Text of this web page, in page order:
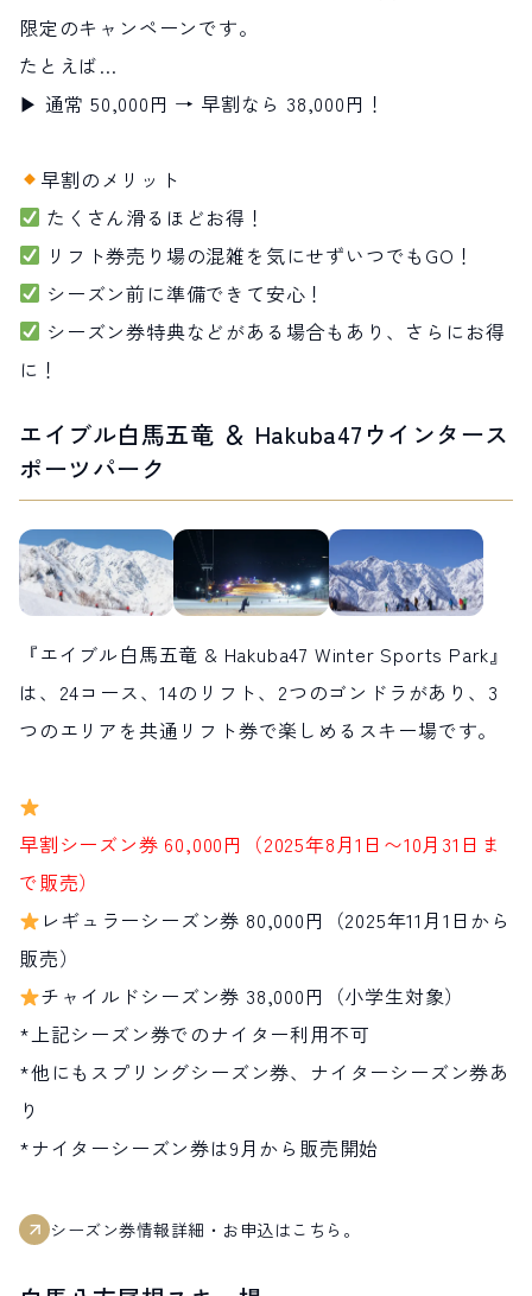
限定のキャンペーンです。
たとえば…
▶ 通常 50,000円 → 早割なら 38,000円！
早割のメリット
たくさん滑るほどお得！
リフト券売り場の混雑を気にせずいつでもGO！
シーズン前に準備できて安心！
シーズン券特典などがある場合もあり、さらにお得
に！
エイブル白馬五竜 ＆ Hakuba47ウインタース
ポーツパーク
『エイブル白馬五竜 & Hakuba47 Winter Sports Park』
は、24コース、14のリフト、2つのゴンドラがあり、3
つのエリアを共通リフト券で楽しめるスキー場です。
早割シーズン券 60,000円（2025年8月1日〜10月31日ま
で販売）
レギュラーシーズン券 80,000円（2025年11月1日から
販売）
チャイルドシーズン券 38,000円（小学生対象）
*上記シーズン券でのナイター利用不可
*他にもスプリングシーズン券、ナイターシーズン券あ
り
*ナイターシーズン券は9月から販売開始
シーズン券情報詳細・お申込はこちら。